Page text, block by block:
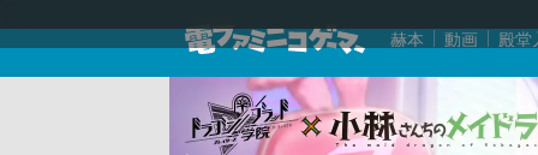
赫本 動画 殿堂